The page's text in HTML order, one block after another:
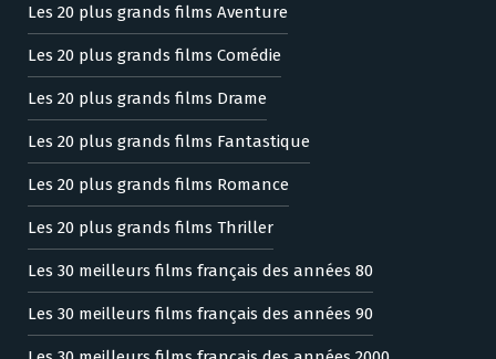
Les 20 plus grands films Aventure
Les 20 plus grands films Comédie
Les 20 plus grands films Drame
Les 20 plus grands films Fantastique
Les 20 plus grands films Romance
Les 20 plus grands films Thriller
Les 30 meilleurs films français des années 80
Les 30 meilleurs films français des années 90